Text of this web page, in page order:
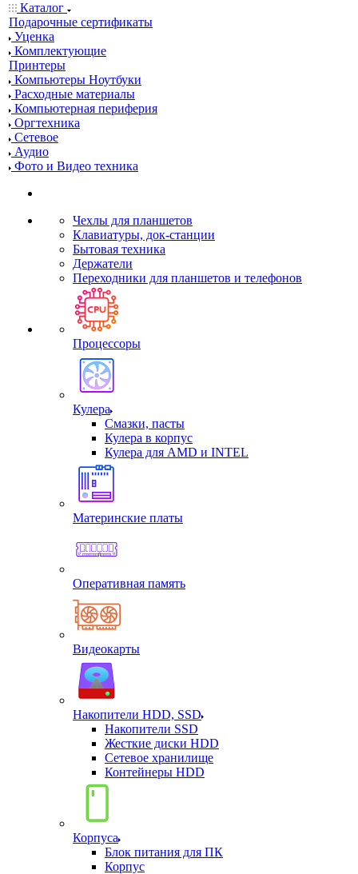
Каталог
Подарочные сертификаты
Уценка
Комплектующие
Принтеры
Компьютеры Ноутбуки
Расходные материалы
Компьютерная периферия
Оргтехника
Сетевое
Аудио
Фото и Видео техника
Чехлы для планшетов
Клавиатуры, док-станции
Бытовая техника
Держатели
Переходники для планшетов и телефонов
Процессоры
Кулера
Смазки, пасты
Кулера в корпус
Кулера для AMD и INTEL
Материнские платы
Оперативная память
Видеокарты
Накопители HDD, SSD
Накопители SSD
Жесткие диски HDD
Сетевое хранилище
Контейнеры HDD
Корпуса
Блок питания для ПК
Корпус